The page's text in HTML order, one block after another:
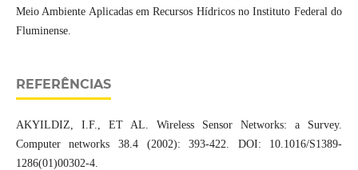
Meio Ambiente Aplicadas em Recursos Hídricos no Instituto Federal do
Fluminense.
REFERÊNCIAS
AKYILDIZ, I.F., ET AL. Wireless Sensor Networks: a Survey.
Computer networks 38.4 (2002): 393-422. DOI: 10.1016/S1389-
1286(01)00302-4.